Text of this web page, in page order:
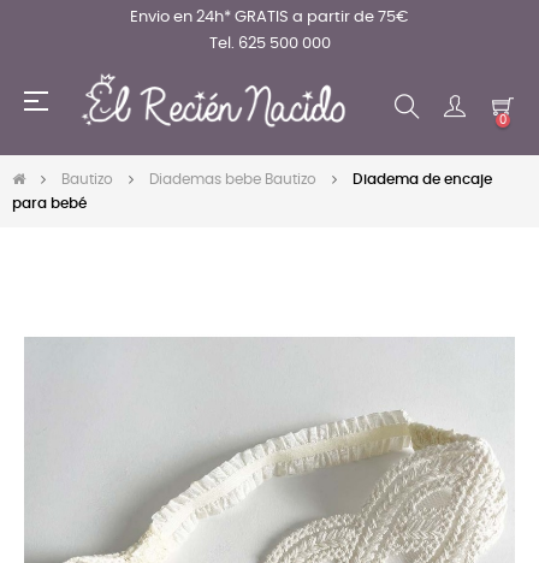
Envio en 24h* GRATIS a partir de 75€
Tel. 625 500 000
Navegación
☰
0
Bautizo Diademas bebe Bautizo
Diadema de encaje
para bebé